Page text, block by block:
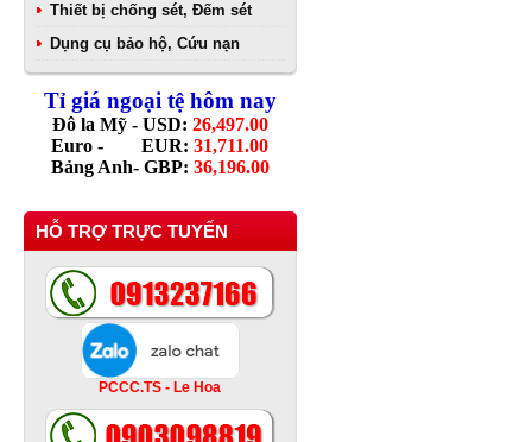
Thiết bị chống sét, Đếm sét
Dụng cụ bảo hộ, Cứu nạn
Tỉ giá ngoại tệ hôm nay
Đô la Mỹ - USD: 26,497.00
Euro - EUR: 31,711.00
Bảng Anh- GBP: 36,196.00
HỖ TRỢ TRỰC TUYẾN
PCCC.TS - Le Hoa